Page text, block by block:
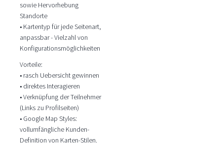
sowie Hervorhebung
Standorte
• Kartentyp für jede Seitenart,
anpassbar - Vielzahl von
Konfigurationsmöglichkeiten
Vorteile:
• rasch Uebersicht gewinnen
• direktes Interagieren
• Verknüpfung der Teilnehmer
(Links zu Profilseiten)
• Google Map Styles:
vollumfängliche Kunden-
Definition von Karten-Stilen.